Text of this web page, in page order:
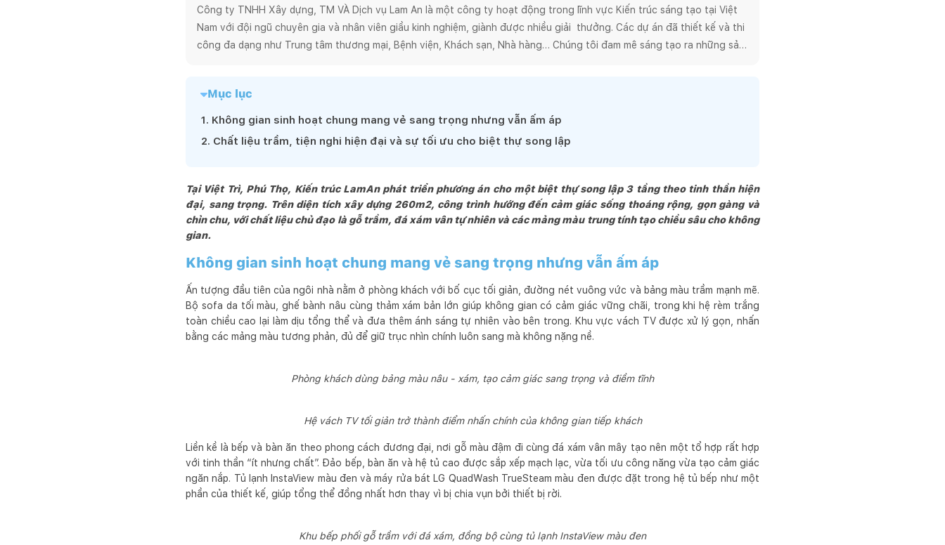
Công ty TNHH Xây dựng, TM VÀ Dịch vụ Lam An là một công ty hoạt động trong lĩnh vực Kiến trúc sáng tạo tại Việt
Nam với đội ngũ chuyên gia và nhân viên giầu kinh nghiệm, giành được nhiều giải  thưởng. Các dự án đã thiết kế và thi
công đa dạng như Trung tâm thương mại, Bệnh viện, Khách sạn, Nhà hàng… Chúng tôi đam mê sáng tạo ra những sản
nhất với chi phí hiệu quả.
LAMAN hướng tới một kiến trúc bền vững, thân thiện và xuất phát từ cuộc sống. Chúng tôi là một tập thể các kiến
trúc sư và chuyên gia  kỹ thuật tâm huyết, sáng tạo, đề cao các giải pháp thiết kế mang lại giá trị thẩm mĩ  và kinh tế
cho khách hàng.  Chúng tôi cam kết mang lại những giá trị về mặt giải pháp tối ưu không gian, vật liệu thân thiện và
Chúng tôi đặt  khách hàng và người sử dụng là đối tượng  trung tâm của công việc. Để chúng ta Cùng nhau tạo ra
những sản phẩm công trình không chỉ tuyệt vời và độ bền cao mà còn là tác phẩm kiến trúc  nghệ thuật, mang tính
thời đại .
Mục lục
1. Không gian sinh hoạt chung mang vẻ sang trọng nhưng vẫn ấm áp
2. Chất liệu trầm, tiện nghi hiện đại và sự tối ưu cho biệt thự song lập
Tại Việt Trì, Phú Thọ, Kiến trúc LamAn phát triển phương án cho một biệt thự song lập 3 tầng theo tinh thần hiện
đại, sang trọng. Trên diện tích xây dựng 260m2, công trình hướng đến cảm giác sống thoáng rộng, gọn gàng và
chỉn chu, với chất liệu chủ đạo là gỗ trầm, đá xám vân tự nhiên và các mảng màu trung tính tạo chiều sâu cho không
gian.
Không gian sinh hoạt chung mang vẻ sang trọng nhưng vẫn ấm áp
Ấn tượng đầu tiên của ngôi nhà nằm ở phòng khách với bố cục tối giản, đường nét vuông vức và bảng màu trầm mạnh mẽ.
Bộ sofa da tối màu, ghế bành nâu cùng thảm xám bản lớn giúp không gian có cảm giác vững chãi, trong khi hệ rèm trắng
toàn chiều cao lại làm dịu tổng thể và đưa thêm ánh sáng tự nhiên vào bên trong. Khu vực vách TV được xử lý gọn, nhấn
bằng các mảng màu tương phản, đủ để giữ trục nhìn chính luôn sang mà không nặng nề.
Phòng khách dùng bảng màu nâu - xám, tạo cảm giác sang trọng và điềm tĩnh
Hệ vách TV tối giản trở thành điểm nhấn chính của không gian tiếp khách
Liền kề là bếp và bàn ăn theo phong cách đương đại, nơi gỗ màu đậm đi cùng đá xám vân mây tạo nên một tổ hợp rất hợp
với tinh thần “ít nhưng chất”. Đảo bếp, bàn ăn và hệ tủ cao được sắp xếp mạch lạc, vừa tối ưu công năng vừa tạo cảm giác
ngăn nắp. Tủ lạnh InstaView màu đen và máy rửa bát LG QuadWash TrueSteam màu đen được đặt trong hệ tủ bếp như một
phần của thiết kế, giúp tổng thể đồng nhất hơn thay vì bị chia vụn bởi thiết bị rời.
Khu bếp phối gỗ trầm với đá xám, đồng bộ cùng tủ lạnh InstaView màu đen